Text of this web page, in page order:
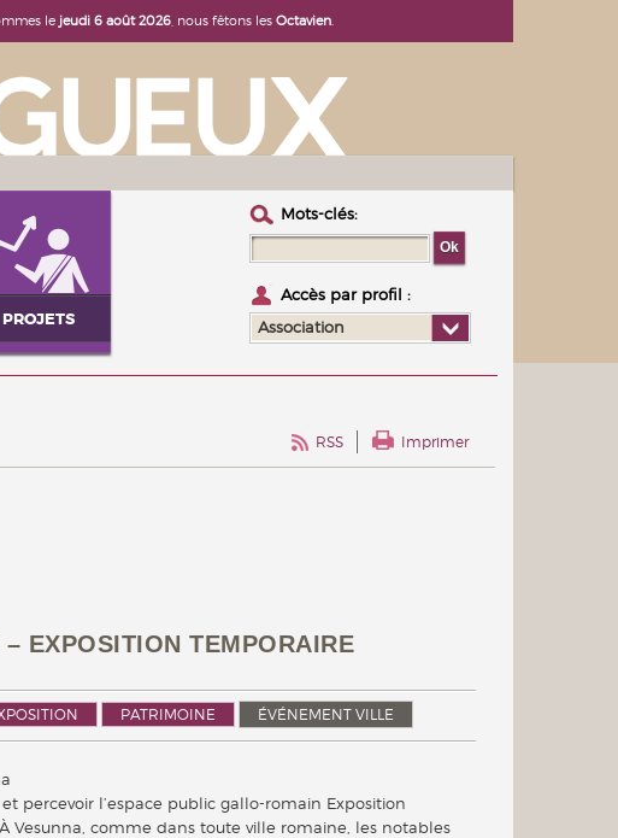
le jeudi 6 août 2026, nous fêtons les Octavien.
PROJETS
Mots-clés :
Accès par profil :
Association
RSS Imprimer
EXPOSITION TEMPORAIRE
PATRIMOINE ÉVÉNEMENT VILLE
percevoir l’espace public gallo-romain Exposition
Vesunna, comme dans toute ville romaine, les notables